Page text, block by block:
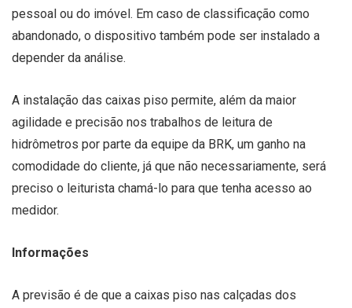
pessoal ou do imóvel. Em caso de classificação como
abandonado, o dispositivo também pode ser instalado a
depender da análise.
A instalação das caixas piso permite, além da maior
agilidade e precisão nos trabalhos de leitura de
hidrômetros por parte da equipe da BRK, um ganho na
comodidade do cliente, já que não necessariamente, será
preciso o leiturista chamá-lo para que tenha acesso ao
medidor.
Informações
A previsão é de que a caixas piso nas calçadas dos